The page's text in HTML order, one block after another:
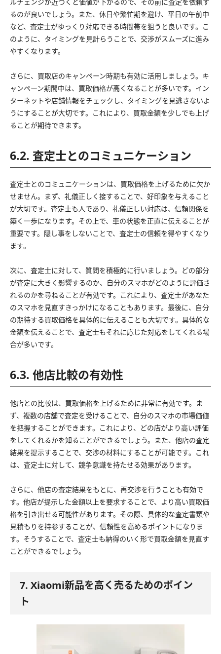
るのが良いでしょう。また、休日や繁忙期を避け、平日の午前中
など、査定士がゆっくり対応できる時間帯を狙うと良いです。こ
のように、タイミングを見計らうことで、交渉がスムーズに進み
やすくなります。
さらに、買取店のキャンペーン時期も有効に活用しましょう。キ
ャンペーン期間中は、買取価格が高くなることが多いです。イン
ターネットや店舗情報をチェックし、タイミングを見逃さないよ
うにすることが大切です。これにより、買取金額を少しでも上げ
ることが期待できます。
6.2. 査定士とのコミュニケーション
査定士とのコミュニケーションは、買取価格を上げるために欠か
せません。まず、礼儀正しく接することで、好印象を与えること
が大切です。査定士も人であり、礼儀正しい対応は、信頼関係を
築く一歩になります。その上で、車の状態を正直に伝えることが
重要です。隠し事をしないことで、査定士の信頼を得やすくなり
ます。
次に、査定士に対して、質問を積極的に行いましょう。どの部分
が査定に大きく影響するのか、自分のスマホがどのように評価さ
れるのかを尋ねることが有効です。これにより、査定士があなた
のスマホを見直すきっかけになることもあります。最後に、自分
の期待する買取価格を具体的に伝えることも大切です。具体的な
金額を伝えることで、査定士もそれに応じた対応をしてくれる場
合が多いです。
6.3. 他店比較の有効性
他店との比較は、買取価格を上げるために非常に有効です。ま
ず、複数の店舗で査定を受けることで、自分のスマホの市場価値
を把握することができます。これにより、どの店がより高い評価
をしてくれるかを知ることができるでしょう。また、他店の査定
結果を提示することで、交渉の材料にすることが可能です。これ
は、査定士に対して、競争意識を持たせる効果があります。
さらに、他店の査定結果をもとに、再交渉を行うことも有効で
す。他店が提示した金額以上を要求することで、より高い買取価
格を引き出せる可能性があります。その際、具体的な査定書類や
見積もりを持参することが、信頼性を高めるポイントになりま
す。そうすることで、査定士も納得のいく形で買取金額を見直す
ことができるでしょう。
7. Xiaomi新品を高く売るためのポイン
ト